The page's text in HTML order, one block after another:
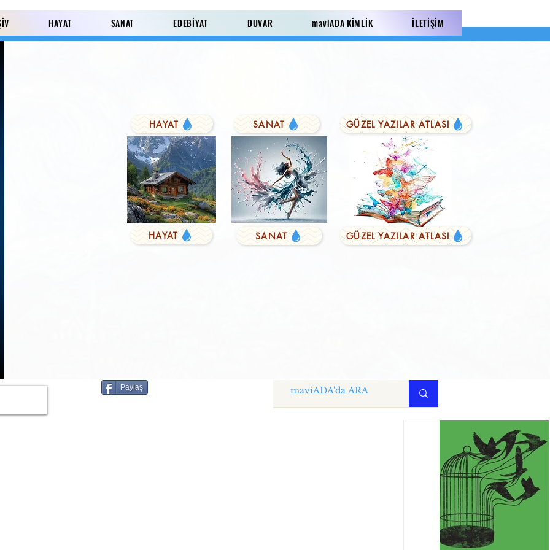
HAYAT SANAT EDEBİYAT DUVAR maviADA KİMLİK İLETİŞİM
Derviş'in Duası FARKLI YAZILAR
Paylaş
Paylaş
HAYAT
HAYAT
SANAT
SANAT
GÜZEL YAZILAR ATLASI
GÜZEL YAZILAR ATLASI